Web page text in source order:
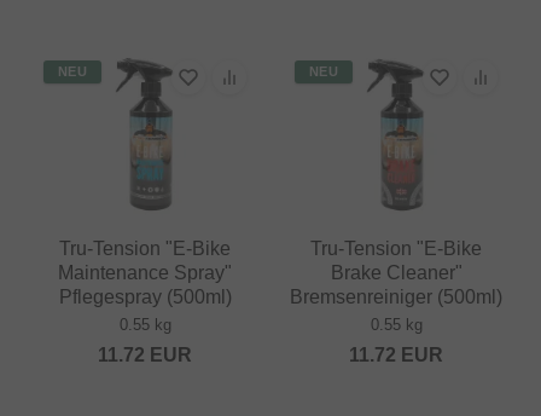
NEU
Tru-Tension "E-Bike
Maintenance Spray"
Pflegespray (500ml)
0.55 kg
11.72 EUR
NEU
Tru-Tension "E-Bike
Brake Cleaner"
Bremsenreiniger (500ml)
0.55 kg
11.72 EUR